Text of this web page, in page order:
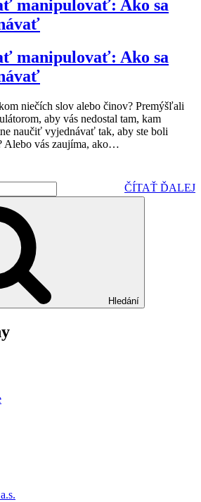
manipulovať: Ako sa
manipulovať: Ako sa
niečích slov alebo činov? Premýšľali
aby vás nedostal tam, kam
naučiť vyjednávať tak, aby ste boli
Alebo vás zaujíma, ako…
ČÍTAŤ ĎALEJ
Hledání